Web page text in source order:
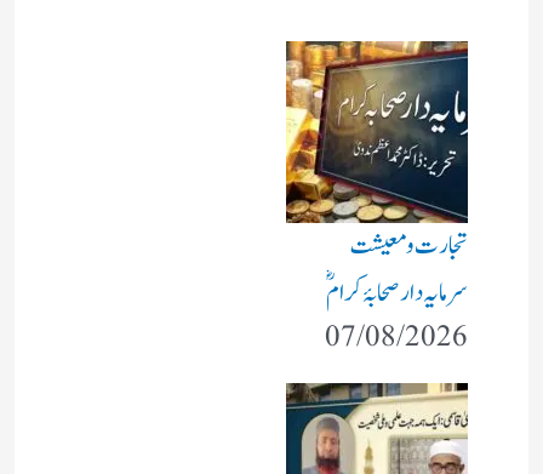
تجارت و معیشت
سرمایہ دار صحابۂ کرامؓ
07/08/2026